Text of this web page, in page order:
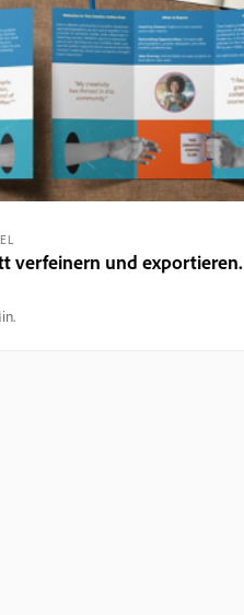
verfeinern und exportieren.